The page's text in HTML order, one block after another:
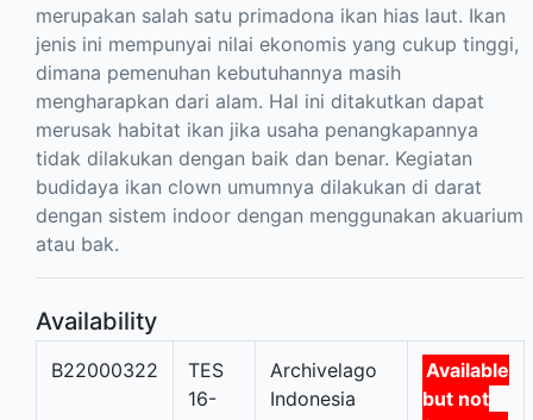
merupakan salah satu primadona ikan hias laut. Ikan
jenis ini mempunyai nilai ekonomis yang cukup tinggi,
dimana pemenuhan kebutuhannya masih
mengharapkan dari alam. Hal ini ditakutkan dapat
merusak habitat ikan jika usaha penangkapannya
tidak dilakukan dengan baik dan benar. Kegiatan
budidaya ikan clown umumnya dilakukan di darat
dengan sistem indoor dengan menggunakan akuarium
atau bak.
Availability
B22000322
TES
16-
Archivelago
Indonesia
Available
but not